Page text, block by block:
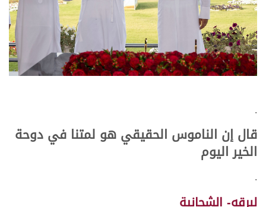
.
قال إن الناموس الحقيقي هو لمتنا في دوحة
الخير اليوم
.
لبرقه- الشحانية